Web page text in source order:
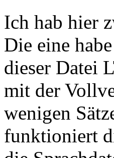
Ich hab hier
Die eine
dieser Datei
mit der
wenigen
funktioniert